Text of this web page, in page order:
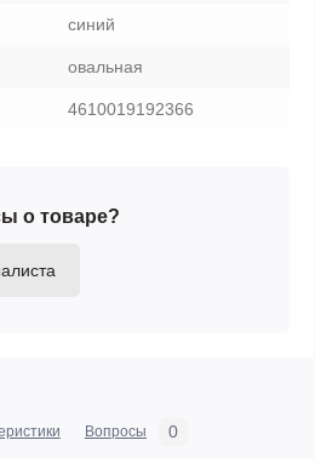
синий
овальная
4610019192366
о товаре?
Вопросы 0